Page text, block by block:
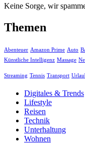
Keine Sorge, wir
Themen
Abenteuer Amazon Prime Auto
Künstliche Intelligenz Massage
Streaming Tennis Transport
Digitales & Trends
Lifestyle
Reisen
Technik
Unterhaltung
Wohnen